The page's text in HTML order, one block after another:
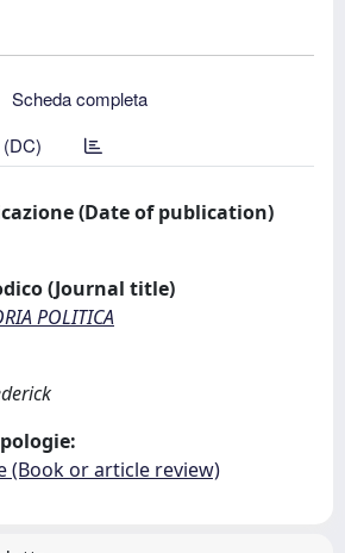
Scheda completa
(Date of publication)
(Journal title)
POLITICA
(Book or article review)